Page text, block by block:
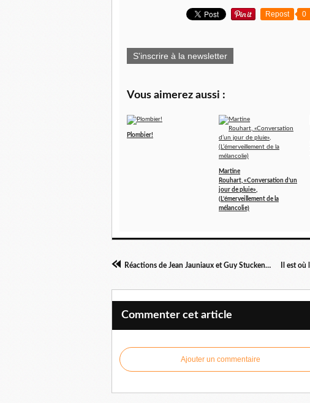
Repost 0
S'inscrire à la newsletter
Vous aimerez aussi :
Plombier!
Martine
Rouhart, «Conversation d’un
jour de pluie»,
(L’émerveillement de la
mélancolie)
Réactions de Jean Jauniaux et Guy Stuckens à "C'est ici" MERCI!
Commenter cet article
Ajouter un commentaire